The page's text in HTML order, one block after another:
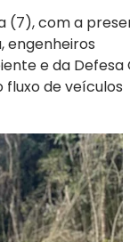
(7), com a
engenheiros
e da Defesa
fluxo de veículos